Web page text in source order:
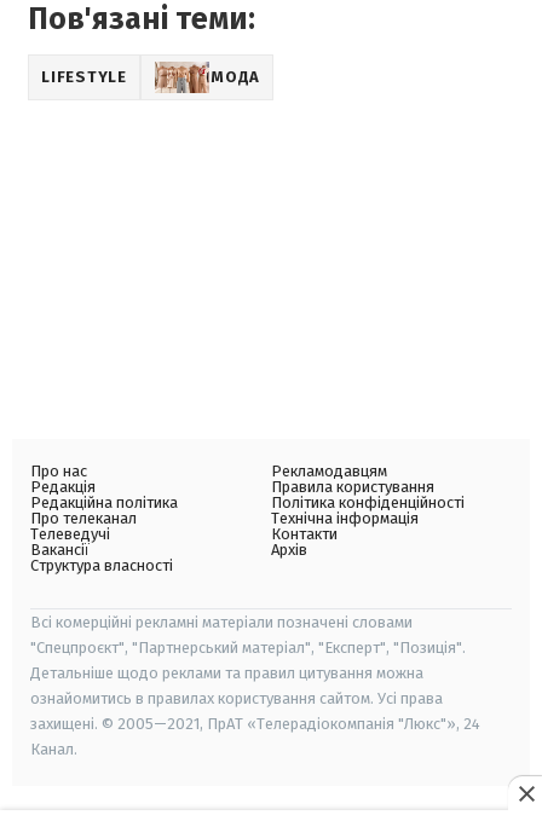
Пов'язані теми:
LIFESTYLE МОДА
Про нас
Редакція
Редакційна політика
Про телеканал
Телеведучі
Вакансії
Структура власності
Рекламодавцям
Правила користування
Політика конфіденційності
Технічна інформація
Контакти
Архів
Всі комерційні рекламні матеріали позначені словами
"Спецпроєкт", "Партнерський матеріал", "Експерт", "Позиція".
Детальніше щодо реклами та правил цитування можна
ознайомитись в правилах користування сайтом. Усі права
захищені. © 2005—2021, ПрАТ «Телерадіокомпанія "Люкс"», 24
Канал.